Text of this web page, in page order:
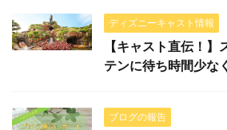
ディズニーキャスト情報
【キャスト直伝！
テンに待ち時間少な
ブログの報告